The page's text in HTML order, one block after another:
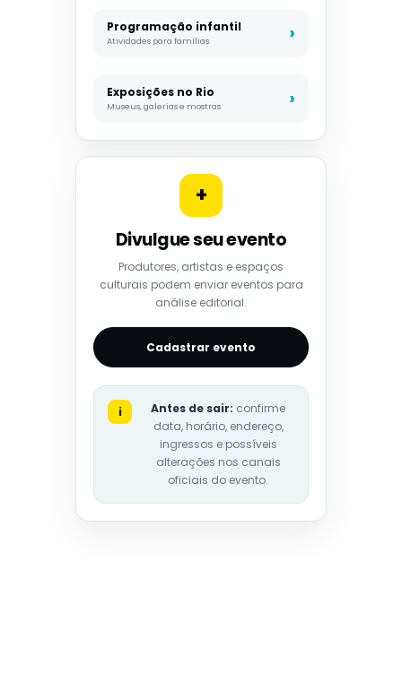
Programação infantil
Atividades para famílias
Exposições no Rio
Museus, galerias e mostras
+
Divulgue seu evento
Produtores, artistas e espaços
culturais podem enviar eventos para
análise editorial.
Cadastrar evento
i Antes de sair: confirme
data, horário, endereço,
ingressos e possíveis
alterações nos canais
oficiais do evento.